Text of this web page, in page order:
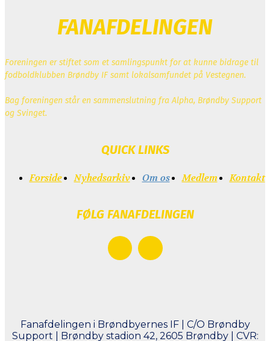
FANAFDELINGEN
Foreningen er stiftet som et samlingspunkt for at kunne bidrage til
fodboldklubben Brøndby IF samt lokalsamfundet på Vestegnen.
Bag foreningen står en sammenslutning fra Alpha, Brøndby Support
og Svinget.
QUICK LINKS
Forside Nyhedsarkiv Om os Medlem Kontakt
FØLG FANAFDELINGEN
Fanafdelingen i Brøndbyernes IF | C/O Brøndby
Support | Brøndby stadion 42, 2605 Brøndby | CVR: